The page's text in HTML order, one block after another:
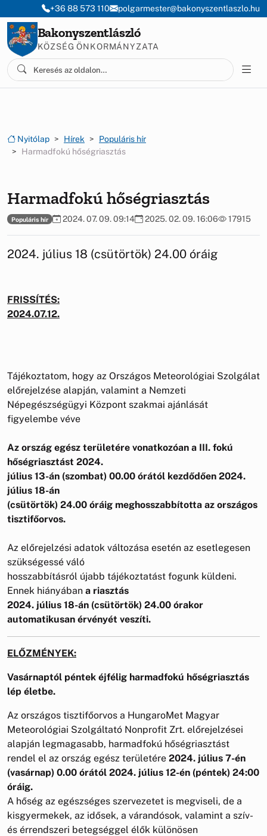
Ugrás a menüre
Ugrás a tartalomra
+36 88 573 110 polgarmester@bakonyszentlaszlo.hu
Bakonyszentlászló
KÖZSÉG ÖNKORMÁNYZATA
Nyitólap Hírek
Populáris hír
Harmadfokú hőségriasztás
Harmadfokú hőségriasztás
Populáris hír 2024. 07. 09. 09:14 2025. 02. 09. 16:06 17915
2024. július 18 (csütörtök) 24.00 óráig
FRISSÍTÉS:
2024.07.12.
Tájékoztatom, hogy az Országos Meteorológiai Szolgálat
előrejelzése alapján, valamint a Nemzeti
Népegészségügyi Központ szakmai ajánlását
figyelembe véve
Az ország egész területére vonatkozóan a III. fokú
hőségriasztást 2024.
július 13-án (szombat) 00.00 órától kezdődően 2024.
július 18-án
(csütörtök) 24.00 óráig meghosszabbította az országos
tisztifőorvos.
Az előrejelzési adatok változása esetén az esetlegesen
szükségessé váló
hosszabbításról újabb tájékoztatást fogunk küldeni.
Ennek hiányában a riasztás
2024. július 18-án (csütörtök) 24.00 órakor
automatikusan érvényét veszíti.
ELŐZMÉNYEK:
Vasárnaptól péntek éjfélig harmadfokú hőségriasztás
lép életbe.
Az országos tisztifőorvos a HungaroMet Magyar
Meteorológiai Szolgáltató Nonprofit Zrt. előrejelzései
alapján legmagasabb, harmadfokú hőségriasztást
rendel el az ország egész területére 2024. július 7-én
(vasárnap) 0.00 órától 2024. július 12-én (péntek) 24:00
óráig.
A hőség az egészséges szervezetet is megviseli, de a
kisgyermekek, az idősek, a várandósok, valamint a szív-
és érrendszeri betegséggel élők különösen